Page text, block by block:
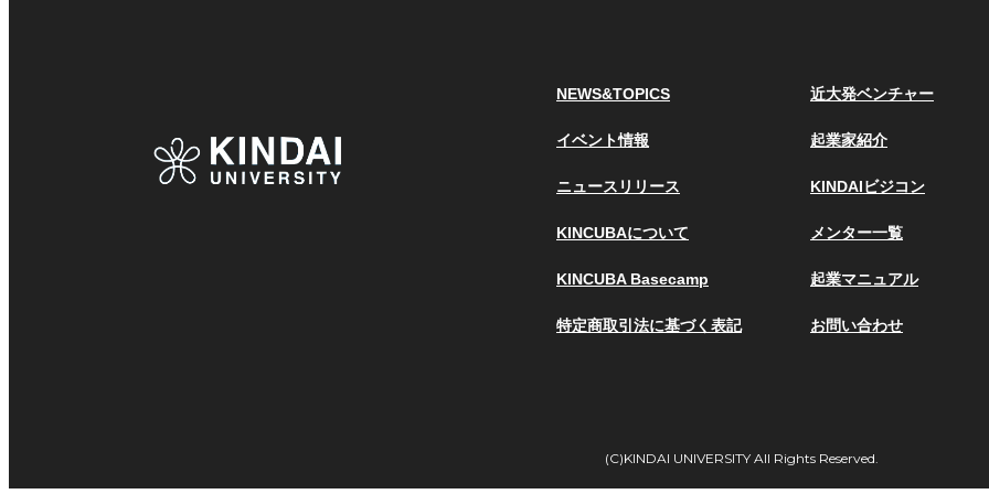
NEWS&TOPICS
イベント情報
ニュースリリース
KINCUBAについて
KINCUBA Basecamp
特定商取引法に基づく表記
近大発ベンチャー
起業家紹介
KINDAIビジコン
メンター一覧
起業マニュアル
お問い合わせ
(C)KINDAI UNIVERSITY All Rights Reserved.